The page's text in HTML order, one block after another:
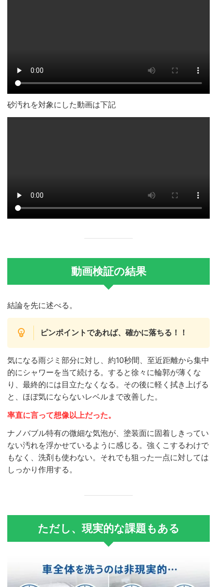
砂汚れを対象にした動画は下記
動画検証の結果
結論を先に述べる。
ピンポイントであれば、確かに落ちる！！
気になる雨ジミ部分に対し、約10秒間、至近距離から集中
的にシャワーを当て続ける。すると徐々に輪郭が薄くな
り、最終的には目立たなくなる。その後に軽く拭き上げる
と、ほぼ気にならないレベルまで改善した。
率直に言って想像以上だった。
ナノバブル特有の微細な気泡が、塗装面に固着しきってい
ない汚れを浮かせているように感じる。強くこするわけで
もなく、洗剤も使わない。それでも狙った一点に対しては
しっかり作用する。
ただし、現実的な課題もある